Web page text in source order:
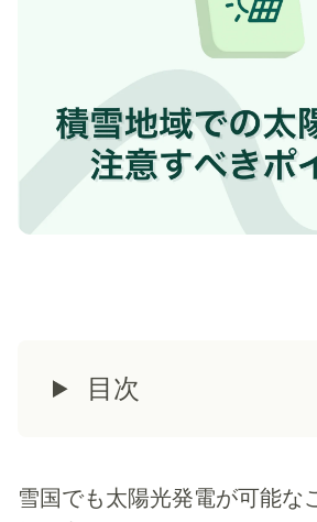
目次
雪国でも太陽光発電が可能な